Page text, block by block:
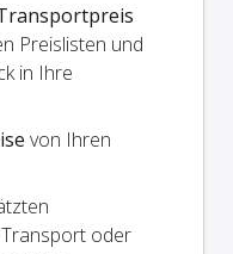
Preislisten und
in Ihre
von Ihren
oder